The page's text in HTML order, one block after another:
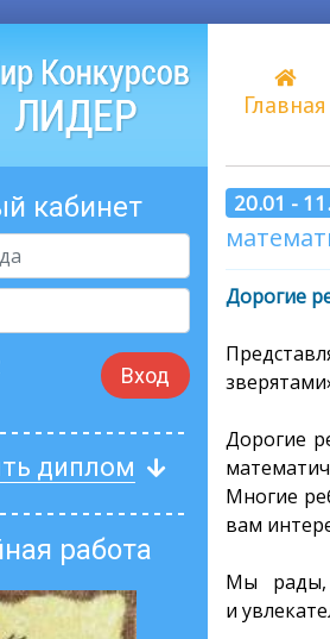
Главная
кабинет
Вход
диплом
работа
20.01 -
Дорогие
Дорогие
Многие
вам
Мы рады,
и